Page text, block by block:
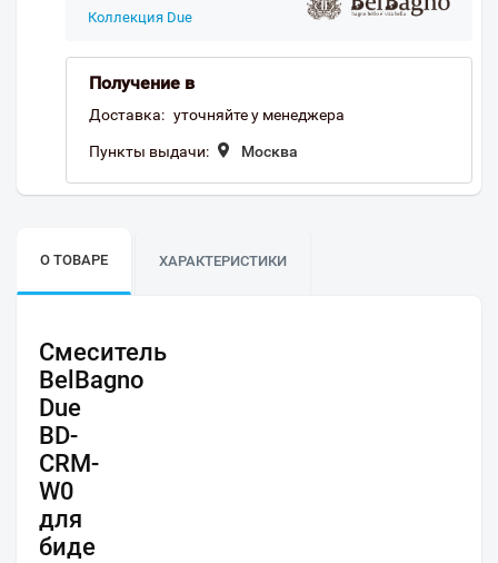
Коллекция Due
Получение в
Доставка: уточняйте у менеджера
Пункты выдачи: Москва
О ТОВАРЕ ХАРАКТЕРИСТИКИ
Смеситель
BelBagno
Due
BD-
CRM-
W0
для
биде